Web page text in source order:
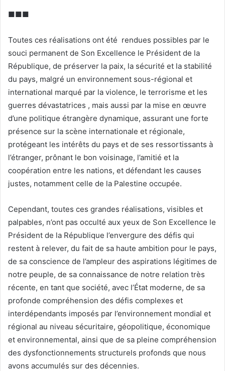
■■■
Toutes ces réalisations ont été rendues possibles par le
souci permanent de Son Excellence le Président de la
République, de préserver la paix, la sécurité et la stabilité
du pays, malgré un environnement sous-régional et
international marqué par la violence, le terrorisme et les
guerres dévastatrices , mais aussi par la mise en œuvre
d’une politique étrangère dynamique, assurant une forte
présence sur la scène internationale et régionale,
protégeant les intérêts du pays et de ses ressortissants à
l’étranger, prônant le bon voisinage, l’amitié et la
coopération entre les nations, et défendant les causes
justes, notamment celle de la Palestine occupée.
Cependant, toutes ces grandes réalisations, visibles et
palpables, n’ont pas occulté aux yeux de Son Excellence le
Président de la République l’envergure des défis qui
restent à relever, du fait de sa haute ambition pour le pays,
de sa conscience de l’ampleur des aspirations légitimes de
notre peuple, de sa connaissance de notre relation très
récente, en tant que société, avec l’État moderne, de sa
profonde compréhension des défis complexes et
interdépendants imposés par l’environnement mondial et
régional au niveau sécuritaire, géopolitique, économique
et environnemental, ainsi que de sa pleine compréhension
des dysfonctionnements structurels profonds que nous
avons accumulés sur des décennies.